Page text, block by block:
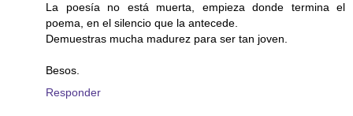
La poesía no está muerta, empieza donde termina el
poema, en el silencio que la antecede.
Demuestras mucha madurez para ser tan joven.
Besos.
Responder